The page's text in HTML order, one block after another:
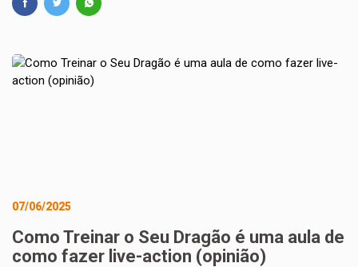
07/06/2025
Como Treinar o Seu Dragão é uma aula de
como fazer live-action (opinião)